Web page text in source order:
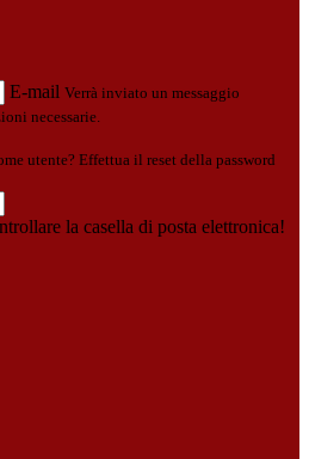
E-mail Verrà inviato un messaggio
necessarie.
utente? Effettua il reset della password
la casella di posta elettronica!